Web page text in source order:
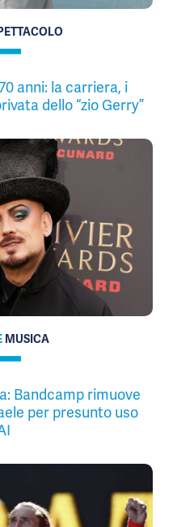
anni: la carriera, i
dello “zio Gerry”
MUSICA
Bandcamp rimuove
per presunto uso